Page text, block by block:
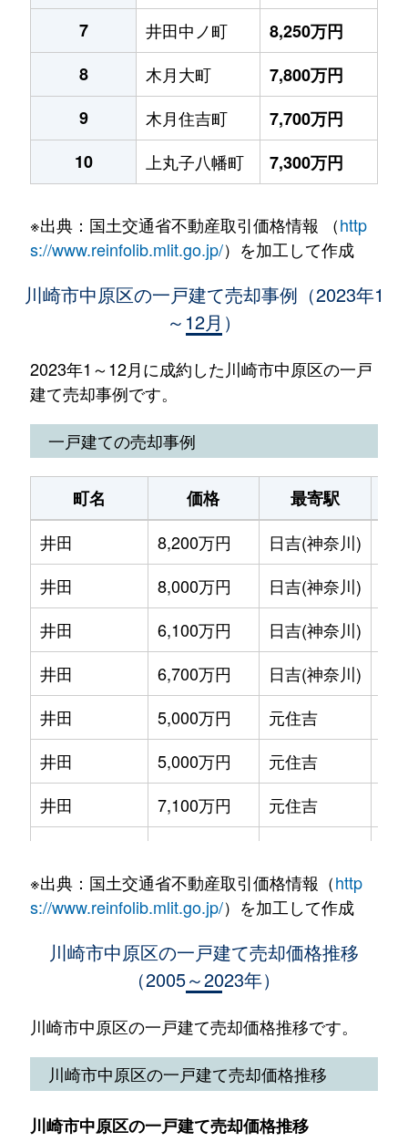
7
井田中ノ町
8,250万円
8
木月大町
7,800万円
9
木月住吉町
7,700万円
10
上丸子八幡町 7,300万円
※出典：国土交通省不動産取引価格情報 （http
s://www.reinfolib.mlit.go.jp/）を加工して作成
川崎市中原区の一戸建て売却事例（2023年1
～12月）
2023年1～12月に成約した川崎市中原区の一戸
建て売却事例です。
一戸建ての売却事例
町名 価格 最寄駅
井田
8,200万円 日吉(神奈川)
井田
8,000万円 日吉(神奈川)
井田
6,100万円 日吉(神奈川)
井田
6,700万円 日吉(神奈川)
井田
5,000万円 元住吉
井田
5,000万円 元住吉
井田
7,100万円 元住吉
井田三舞町
270,000万円 元住吉
8,200万円 元住吉
市ノ坪
6,000万円 平間
市ノ坪
6,200万円 平間
※出典：国土交通省不動産取引価格情報（http
s://www.reinfolib.mlit.go.jp/）を加工して作成
川崎市中原区の一戸建て売却価格推移
（2005～2023年）
川崎市中原区の一戸建て売却価格推移です。
川崎市中原区の一戸建て売却価格推移
川崎市中原区の一戸建て売却価格推移